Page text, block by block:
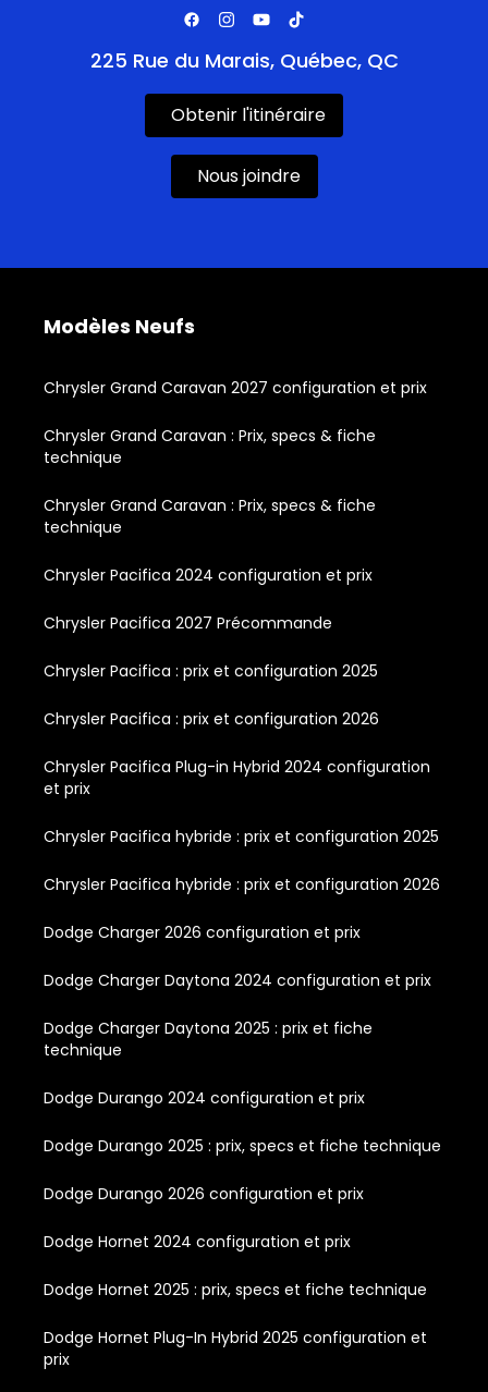
225 Rue du Marais, Québec, QC
Obtenir l'itinéraire
Nous joindre
Modèles Neufs
Chrysler Grand Caravan 2027 configuration et prix
Chrysler Grand Caravan : Prix, specs & fiche
technique
Chrysler Grand Caravan : Prix, specs & fiche
technique
Chrysler Pacifica 2024 configuration et prix
Chrysler Pacifica 2027 Précommande
Chrysler Pacifica : prix et configuration 2025
Chrysler Pacifica : prix et configuration 2026
Chrysler Pacifica Plug-in Hybrid 2024 configuration
et prix
Chrysler Pacifica hybride : prix et configuration 2025
Chrysler Pacifica hybride : prix et configuration 2026
Dodge Charger 2026 configuration et prix
Dodge Charger Daytona 2024 configuration et prix
Dodge Charger Daytona 2025 : prix et fiche
technique
Dodge Durango 2024 configuration et prix
Dodge Durango 2025 : prix, specs et fiche technique
Dodge Durango 2026 configuration et prix
Dodge Hornet 2024 configuration et prix
Dodge Hornet 2025 : prix, specs et fiche technique
Dodge Hornet Plug-In Hybrid 2025 configuration et
prix